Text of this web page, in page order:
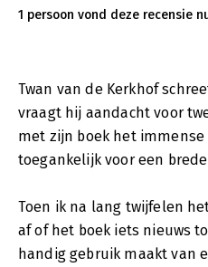
1 persoon vond deze recensie
Twan van de Kerkhof
vraagt hij aandacht voor
met zijn boek het
toegankelijk voor een
Toen ik na lang twijfelen
af of het boek iets nieuws
handig gebruik maakt van